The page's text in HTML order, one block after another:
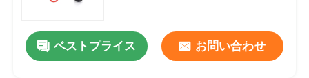
ベストプライス お問い合わせ